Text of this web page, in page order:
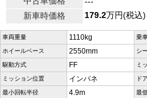
新車時価格
179.2万円(税込)
車両重量 1110kg 乗
ホイールベース 2550mm シ
駆動方式 FF ミ
ミッション位置 インパネ ド
最小回転半径 4.9m 最